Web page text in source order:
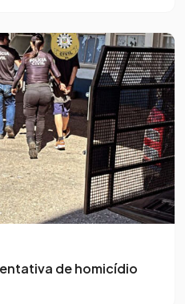
de homicídio